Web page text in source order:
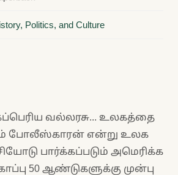
Politics, and Culture
வல்லரசு... உலகத்தை
போலீஸ்காரன் என்று உலக
பார்க்கப்படும் அமெரிக்க
50 ஆண்டுகளுக்கு முன்பு